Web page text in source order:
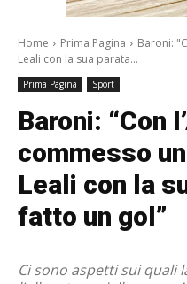
Home Prima Pagina
Baroni:
Leali con la sua parata...
Prima Pagina Sport
Baroni: “Con
commesso
Leali con la
fatto un gol”
Ci sono aspetti sui quali